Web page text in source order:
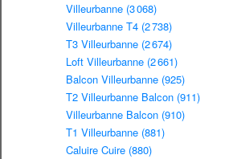
Villeurbanne (3 068)
Villeurbanne T4 (2 738)
T3 Villeurbanne (2 674)
Loft Villeurbanne (2 661)
Balcon Villeurbanne (925)
T2 Villeurbanne Balcon (911)
Villeurbanne Balcon (910)
T1 Villeurbanne (881)
Caluire Cuire (880)